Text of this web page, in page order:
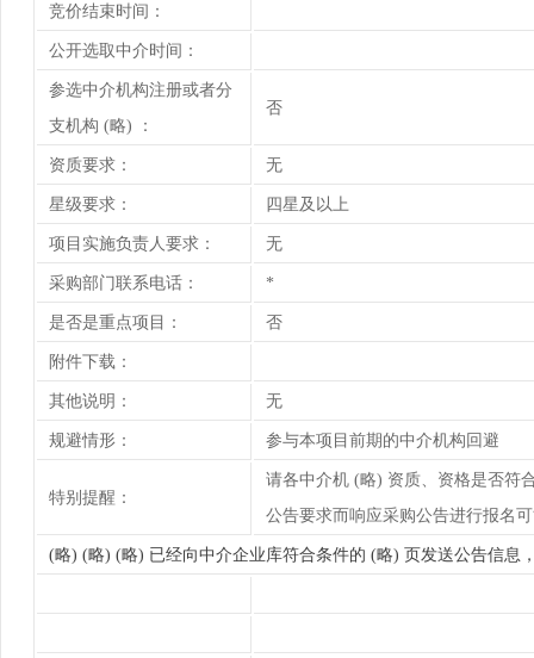
竞价结束时间：
公开选取中介时间：
参选中介机构注册或者分
支机构 (略) ：
否
资质要求： 无
星级要求： 四星及以上
项目实施负责人要求： 无
采购部门联系电话： *
是否是重点项目： 否
附件下载：
其他说明： 无
规避情形： 参与本项目前期的中介机构回避
特别提醒：
请各中介机 (略) 资质、资格是否符
公告要求而响应采购公告进行报名
(略) (略) (略) 已经向中介企业库符合条件的 (略) 页发送公告信息